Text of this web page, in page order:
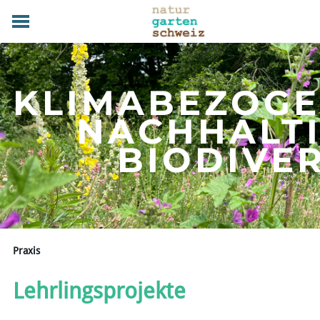
HOME
GRUNDLAGEN
PRAXIS
TERMINE
FACHBETRIEBE
MAGAZIN
UEBER UNS
MITGLIED WERDEN
DOWNLOADS
KONTAKT
Praxis
Lehrlingsprojekte